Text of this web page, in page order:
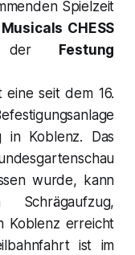
Spielzeit
Musicals CHESS
der Festung
eine seit dem 16.
in Koblenz. Das
wurde, kann
Koblenz erreicht
ist im